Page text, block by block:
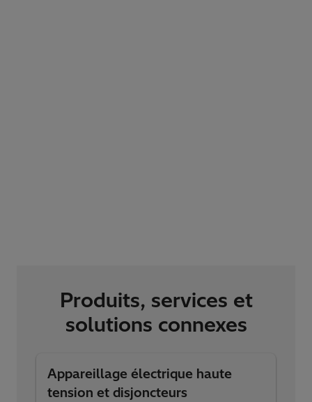
Produits, services et
solutions connexes
Appareillage électrique haute
tension et disjoncteurs